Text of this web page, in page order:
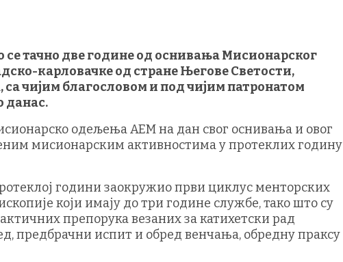
се тачно две године од оснивања Мисионарског
карловачке од стране Његове Светости,
са чијим благословом и под чијим патронатом
данас.
одељења АЕМ на дан свог оснивања и овог
мисионарским активностима у протеклих годину
години заокружио први циклус менторских
који имају до три године службе, тако што су
препорука везаних за катихетски рад
предбрачни испит и обред венчања, обредну праксу